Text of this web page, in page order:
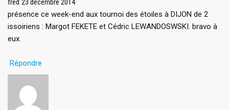
fred 23 décembre 2014
présence ce week-end aux tournoi des étoiles à DIJON de 2
issoiriens : Margot FEKETE et Cédric LEWANDOSWSKI. bravo à
eux.
Répondre